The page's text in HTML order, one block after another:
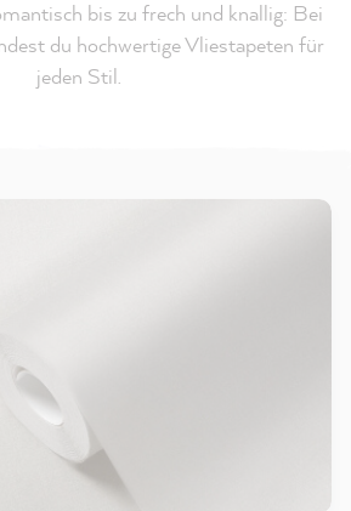
bis zu frech und knallig: Bei
du hochwertige Vliestapeten für
jeden Stil.